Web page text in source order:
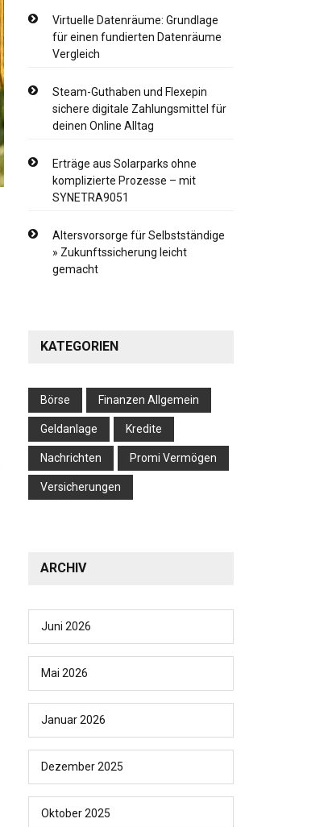
Virtuelle Datenräume: Grundlage
für einen fundierten Datenräume
Vergleich
Steam-Guthaben und Flexepin
sichere digitale Zahlungsmittel für
deinen Online Alltag
Erträge aus Solarparks ohne
komplizierte Prozesse – mit
SYNETRA9051
Altersvorsorge für Selbstständige
» Zukunftssicherung leicht
gemacht
KATEGORIEN
Börse Finanzen Allgemein
Geldanlage Kredite
Nachrichten Promi Vermögen
Versicherungen
ARCHIV
Juni 2026
Mai 2026
Januar 2026
Dezember 2025
Oktober 2025